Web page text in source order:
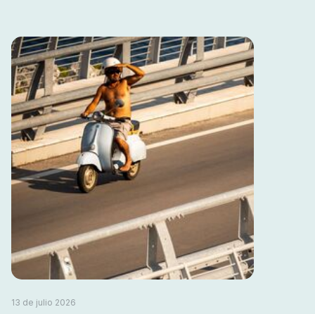
13 de julio 2026